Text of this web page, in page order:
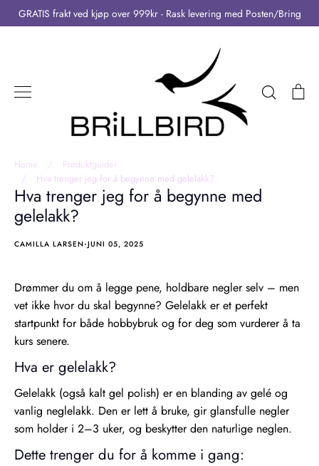
Skip
to
GRATIS frakt ved kjøp over 999kr - Rask levering med Posten/Bring
Search
Home /
Produktguider
/
Hva trenger jeg for å begynne med gelelakk?
Hva trenger jeg for å begynne med
gelelakk?
CAMILLA LARSEN·JUNI 05, 2025
Drømmer du om å legge pene, holdbare negler selv – men
vet ikke hvor du skal begynne? Gelelakk er et perfekt
startpunkt for både hobbybruk og for deg som vurderer å ta
kurs senere.
Hva er gelelakk?
Gelelakk (også kalt gel polish) er en blanding av gelé og
vanlig neglelakk. Den er lett å bruke, gir glansfulle negler
som holder i 2–3 uker, og beskytter den naturlige neglen.
Dette trenger du for å komme i gang: